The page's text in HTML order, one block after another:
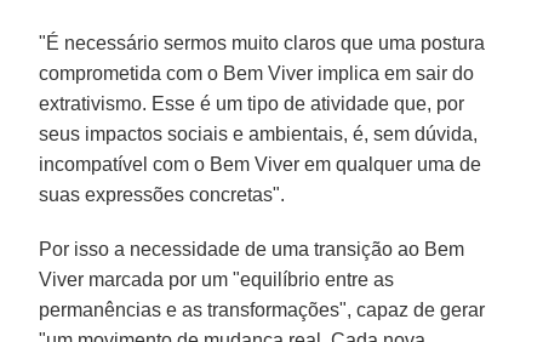
"É necessário sermos muito claros que uma postura
comprometida com o Bem Viver implica em sair do
extrativismo. Esse é um tipo de atividade que, por
seus impactos sociais e ambientais, é, sem dúvida,
incompatível com o Bem Viver em qualquer uma de
suas expressões concretas".
Por isso a necessidade de uma transição ao Bem
Viver marcada por um "equilíbrio entre as
permanências e as transformações", capaz de gerar